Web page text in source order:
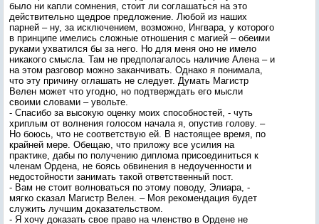
было ни капли сомнения, стоит ли соглашаться на это
действительно щедрое предложение. Любой из наших
парней – ну, за исключением, возможно, Ингвара, у которого
в принципе имелись сложные отношения с магией – обеими
руками ухватился бы за него. Но для меня оно не имело
никакого смысла. Там не предполагалось наличие Алена – и
на этом разговор можно заканчивать. Однако я понимала,
что эту причину оглашать не следует. Думать Магистр
Велен может что угодно, но подтверждать его мысли
своими словами – увольте.
- Спасибо за высокую оценку моих способностей, - чуть
хриплым от волнения голосом начала я, опустив голову. –
Но боюсь, что не соответствую ей. В настоящее время, по
крайней мере. Обещаю, что приложу все усилия на
практике, дабы по получению диплома присоединиться к
членам Ордена, не боясь обвинения в недоученности и
недостойности занимать такой ответственный пост.
- Вам не стоит волноваться по этому поводу, Элиара, -
мягко сказал Магистр Велен. – Моя рекомендация будет
служить лучшим доказательством.
- Я хочу доказать свое право на членство в Ордене не